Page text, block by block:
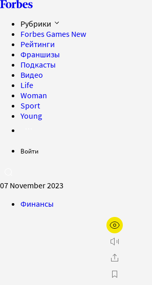
Рубрики
Forbes Games New
Рейтинги
Франшизы
Подкасты
Видео
Life
Woman
Sport
Young
Войти
07 November 2023
Финансы